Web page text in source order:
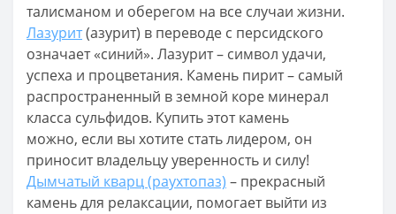
талисманом и оберегом на все случаи жизни.
Лазурит(азурит) в переводе с персидского
означает «синий». Лазурит – символ удачи,
успеха и процветания. Камень пирит – самый
распространенный в земной коре минерал
класса сульфидов. Купить этот камень
можно, если вы хотите стать лидером, он
приносит владельцу уверенность и силу!
Дымчатый кварц (раухтопаз) – прекрасный
камень для релаксации, помогает выйти из